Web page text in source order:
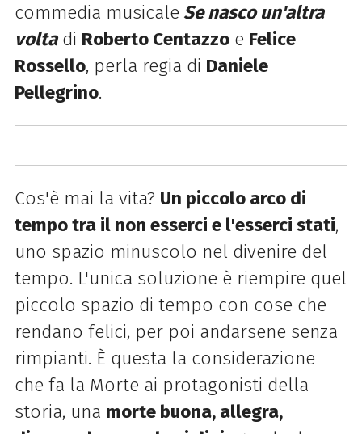
commedia musicale Se nasco un'altra
voltadi Roberto Centazzoe Felice
Rossello, perla regia di Daniele
Pellegrino.
Cos'è mai la vita? Un piccolo arco di
tempo tra il non esserci e l'esserci stati,
uno spazio minuscolo nel divenire del
tempo. L'unica soluzione è riempire quel
piccolo spazio di tempo con cose che
rendano felici, per poi andarsene senza
rimpianti. È questa la considerazione
che fa la Morte ai protagonisti della
storia, una morte buona, allegra,